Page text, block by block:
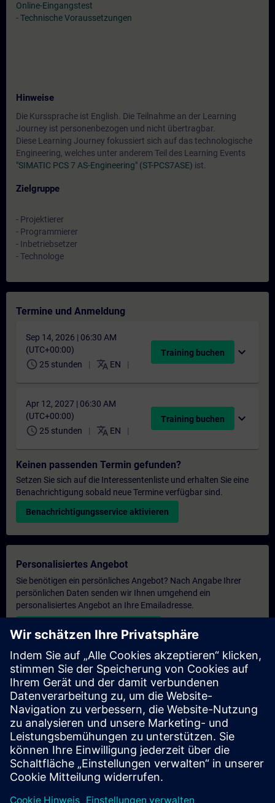
Online-Eingangstest
-Technische Voraussetzungen
Hinweise
Die Kurssprache ist English. Die Teilnahme an der Learning
Journey ist personenbezogen und nicht übertragbar.
Diese Learning Journey fokussiert sich auf das technologische
Engineering, welches unter anderem Teil des Learning Events
"SIMATIC PCS 7 AS-Engineering" (ST-PCS7ASE) ist.
Zielgruppe
- Projektierer
- Programmierer
- Inbetriebsetzer
- Technologe
Termine und Anmeldung
Sep 14, 2026 | 06:30 AM
(UTC+00:00)
schedule 25 stunden translate EN
Training buchen expand_more
Apr 12, 2027 | 06:30 AM
(UTC+00:00)
schedule 25 stunden translate EN
Training buchen expand_more
Keinen passenden Termin gefunden?
Setzen Sie sich auf die Interessentenliste und erhalten Sie eine
Benachrichtigung sobald neue Termine verfügbar sind.
Benachrichtigungsservice aktivieren
Personalisiertes Angebot
Sie benötigen ein persönliches Angebot? Nach Angabe Ihrer
persönlichen Daten senden wir Ihnen umgehend ein
personalisiertes Angebot an Ihre Emailadresse.
Persönliches Angebot zusenden
Anfrage Exklusivtraining
Haben Sie Bedarf an einem höheren Schulungsangebot und
brauchen ein exklusives Training – entweder vor Ort bei Ihnen,
virtuell oder in einem SITRAIN Trainingscenter? Nachdem Sie
uns Ihre persönlichen Daten und Ihren Trainingsbedarf
übermittelt haben, bekommen Sie von uns ein Angebot für eine
exklusive Schulung.
Exklusives Angebot anfragen